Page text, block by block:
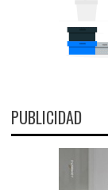
PUBLICIDAD